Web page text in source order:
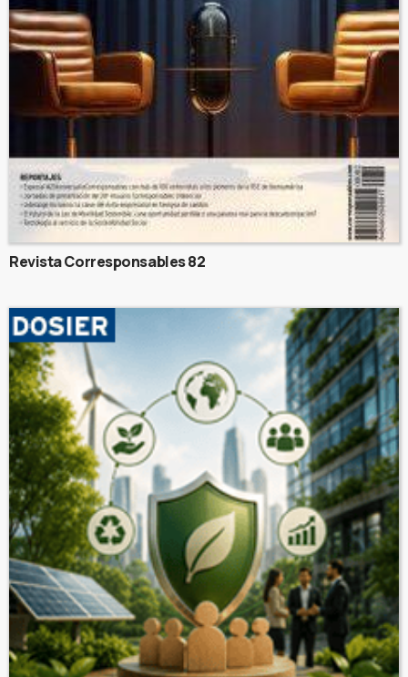
Revista Corresponsables 82